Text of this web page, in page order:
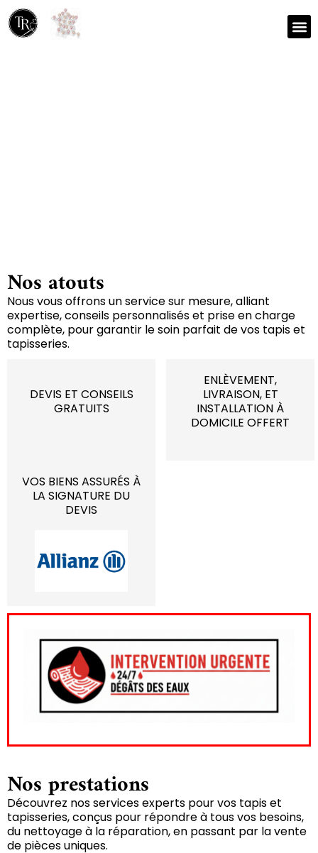
Nos atouts
Nous vous offrons un service sur mesure, alliant
expertise, conseils personnalisés et prise en charge
complète, pour garantir le soin parfait de vos tapis et
tapisseries.
DEVIS ET CONSEILS
GRATUITS
ENLÈVEMENT,
LIVRAISON, ET
INSTALLATION À
DOMICILE OFFERT
VOS BIENS ASSURÉS À
LA SIGNATURE DU
DEVIS
Nos prestations
Découvrez nos services experts pour vos tapis et
tapisseries, conçus pour répondre à tous vos besoins,
du nettoyage à la réparation, en passant par la vente
de pièces uniques.